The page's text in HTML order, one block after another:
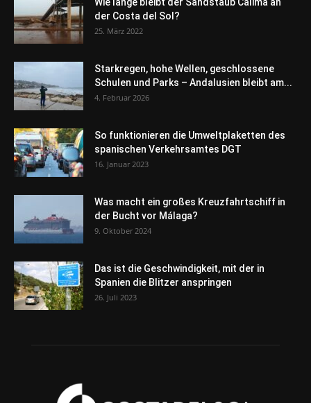
Wie lange bleibt der Sandstaub Calima an
der Costa del Sol?
25. März 2022
Starkregen, hohe Wellen, geschlossene
Schulen und Parks – Andalusien bleibt am...
4. Februar 2026
So funktionieren die Umweltplaketten des
spanischen Verkehrsamtes DGT
16. Januar 2023
Was macht ein großes Kreuzfahrtschiff in
der Bucht vor Málaga?
9. Oktober 2024
Das ist die Geschwindigkeit, mit der in
Spanien die Blitzer anspringen
26. Juli 2023